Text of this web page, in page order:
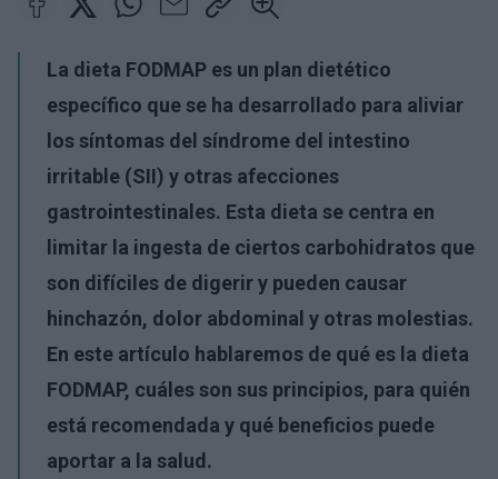
La dieta FODMAP es un plan dietético
específico que se ha desarrollado para aliviar
los síntomas del síndrome del intestino
irritable (SII) y otras afecciones
gastrointestinales. Esta dieta se centra en
limitar la ingesta de ciertos carbohidratos que
son difíciles de digerir y pueden causar
hinchazón, dolor abdominal y otras molestias.
En este artículo hablaremos de qué es la dieta
FODMAP, cuáles son sus principios, para quién
está recomendada y qué beneficios puede
aportar a la salud.